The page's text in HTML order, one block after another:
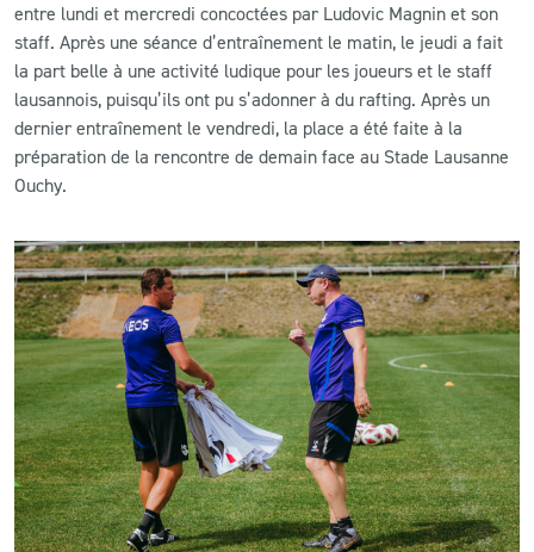
entre lundi et mercredi concoctées par Ludovic Magnin et son
staff. Après une séance d’entraînement le matin, le jeudi a fait
la part belle à une activité ludique pour les joueurs et le staff
lausannois, puisqu’ils ont pu s’adonner à du rafting. Après un
dernier entraînement le vendredi, la place a été faite à la
préparation de la rencontre de demain face au Stade Lausanne
Ouchy.